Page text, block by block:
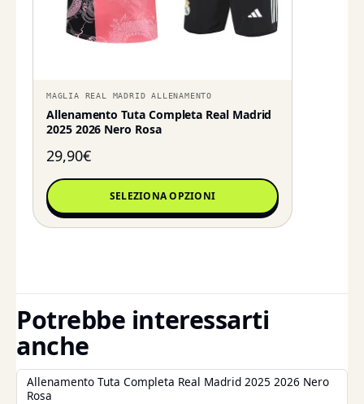
MAGLIA REAL MADRID ALLENAMENTO
Allenamento Tuta Completa Real Madrid
2025 2026 Nero Rosa
29,90€
SELEZIONA OPZIONI
Potrebbe interessarti
anche
Allenamento Tuta Completa Real Madrid 2025 2026 Nero
Rosa